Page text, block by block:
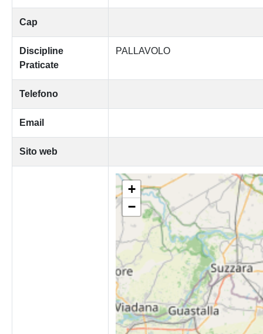
Cap
Discipline
Praticate
PALLAVOLO
Telefono
Email
Sito web
+
−